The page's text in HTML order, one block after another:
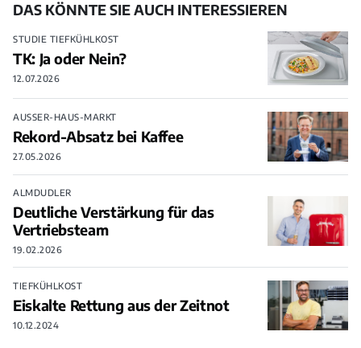
DAS KÖNNTE SIE AUCH INTERESSIEREN
STUDIE TIEFKÜHLKOST
TK: Ja oder Nein?
12.07.2026
AUSSER-HAUS-MARKT
Rekord-Absatz bei Kaffee
27.05.2026
ALMDUDLER
Deutliche Verstärkung für das
Vertriebsteam
19.02.2026
TIEFKÜHLKOST
Eiskalte Rettung aus der Zeitnot
10.12.2024